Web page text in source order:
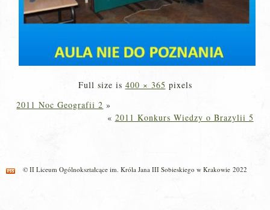
Full size is 400 × 365 pixels
2011 Noc Geografii 2 »
« 2011 Konkurs Wiedzy o Brazylii 5
© II Liceum Ogólnokształcące im. Króla Jana III Sobieskiego w Krakowie 2022